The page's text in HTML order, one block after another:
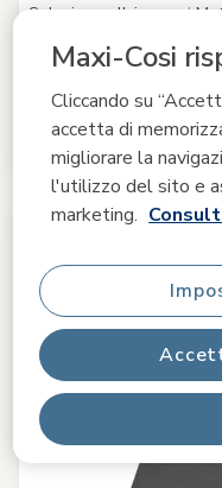
Maxi-Cosi
Cliccando su
accetta di
migliorare la
l'utilizzo del sito e
marketing.
Soluzione all-in-one|
169,99 € -15%
Prezzo di listino
A magazzino